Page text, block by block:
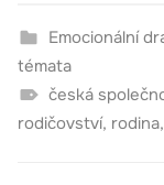
Emocionální
témata
česká
rodičovství, rodina,